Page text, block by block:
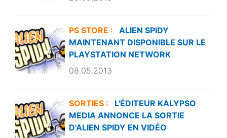
PS STORE :
ALIEN SPIDY
MAINTENANT DISPONIBLE SUR LE
PLAYSTATION NETWORK
08.05.2013
SORTIES :
L'ÉDITEUR KALYPSO
MEDIA ANNONCE LA SORTIE
D'ALIEN SPIDY EN VIDÉO